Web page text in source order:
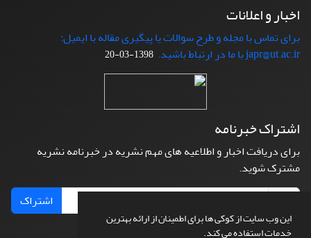
این وب سایت از کوکی ها برای اطمینان از ارائه بهترین
خدمات استفاده می کند.
اخبار و اعلانات
برای تماس با مجله و طرح سوالات یا پیگیری مقاله با ایمیل:
japr@ut.ac.ir با ما در ارتباط باشید.
1398-03-20
اشتراک خبرنامه
برای دریافت اخبار و اطلاعیه های مهم نشریه در خبرنامه نشریه
مشترک شوید.
اشتراک